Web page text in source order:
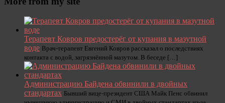
Терапевт Ковров предостерёг от купания в мазутной
воде Врач-терапевт Евгений Ковров рассказал о последствиях
контакта с водой, загрязнённой мазутом. В беседе […]
Администрацию Байдена обвинили в двойных
стандартах Бывший вице-президент США Майк Пенс обвинил